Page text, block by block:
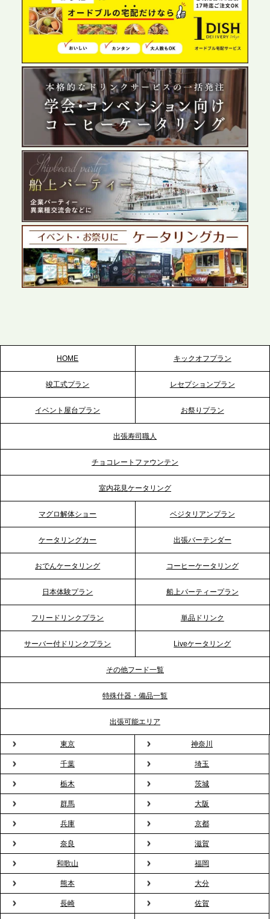
2026.6.4
プレスリリースのご案内｜夏の社内親睦が、配属後
の離職防止に。オフィスや会議室で縁日気分を味わ
う「お祭りケータリング」の提供を開始
2026.5.29
プレスリリースのご案内｜ケータリングのセカンド
テーブル、群馬前橋支社を設立。再開発やオフィス
展開が進む前橋エリアの企業ニーズに応え、高品質
なサービスで各種イベント・懇親会をサポート
2026.5.27
プレスリリースのご案内｜ケータリングのセカンド
テーブル、千葉本社を新設。幕張・舞浜の大型イベ
ントから主要都市の社内懇親会まで、現地拠点を活
かしたスムーズな対応を展開
2026.5.22
2026.5.20
プレスリリースのご案内｜ケータリングのセカンド
2026.5.12
プレスリリースのご案内｜ケータリングのセカンド
プレスリリースのご案内｜「温かな食」が会話のス
イッチに。新入社員研修で《食体験としてのケータ
テーブル、横浜事務所を新設。神奈川エリアのサー
ビス提供体制を強化し、質の高い「場づくり」をサ
TBS「Nスタ」で、2ndTable「1DISH」の花見オー
ドブルが紹介されました
2026.3.23
プレスリリースのご案内｜入社式の“そのまま懇親
会”が企業で広がる。 新入社員の交流を支える『オフ
ィスケータリング』という新しい活用法
2026.3.20
NHK「ニュースウオッチ9」で、2ndTable「室内花
2026.3.16
HOME キックオフプラン
竣工式プラン レセプションプラン
イベント屋台プラン お祭りプラン
出張寿司職人
チョコレートファウンテン
室内花見ケータリング
マグロ解体ショー ベジタリアンプラン
ケータリングカー 出張バーテンダー
おでんケータリング コーヒーケータリング
日本体験プラン 船上パーティープラン
フリードリンクプラン 単品ドリンク
サーバー付ドリンクプラン Liveケータリング
その他フード一覧
特殊什器・備品一覧
出張可能エリア
東京 神奈川
千葉 埼玉
栃木 茨城
群馬 大阪
兵庫 京都
奈良 滋賀
和歌山 福岡
熊本 大分
長崎 佐賀